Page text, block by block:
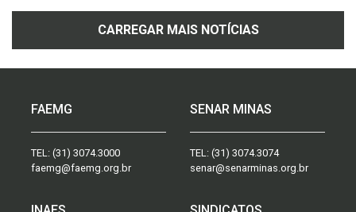
CARREGAR MAIS NOTÍCIAS
FAEMG
TEL: (31) 3074.3000
faemg@faemg.org.br
SENAR MINAS
TEL: (31) 3074.3074
senar@senarminas.org.br